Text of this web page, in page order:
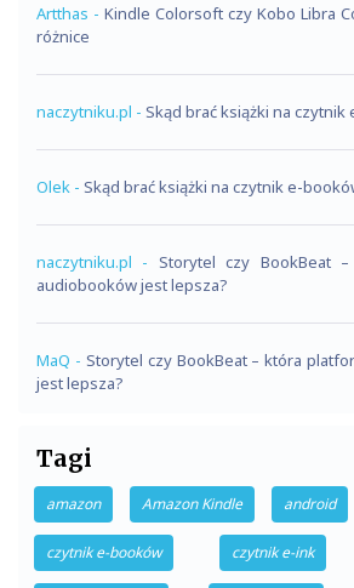
Artthas - Kindle Colorsoft czy Kobo Libra
różnice
naczytniku.pl - Skąd brać książki na czytnik
Olek - Skąd brać książki na czytnik e-
naczytniku.pl - Storytel czy BookBeat
audiobooków jest lepsza?
MaQ - Storytel czy BookBeat – która
jest lepsza?
Tagi
amazon Amazon Kindle android
czytnik e-booków czytnik e-ink